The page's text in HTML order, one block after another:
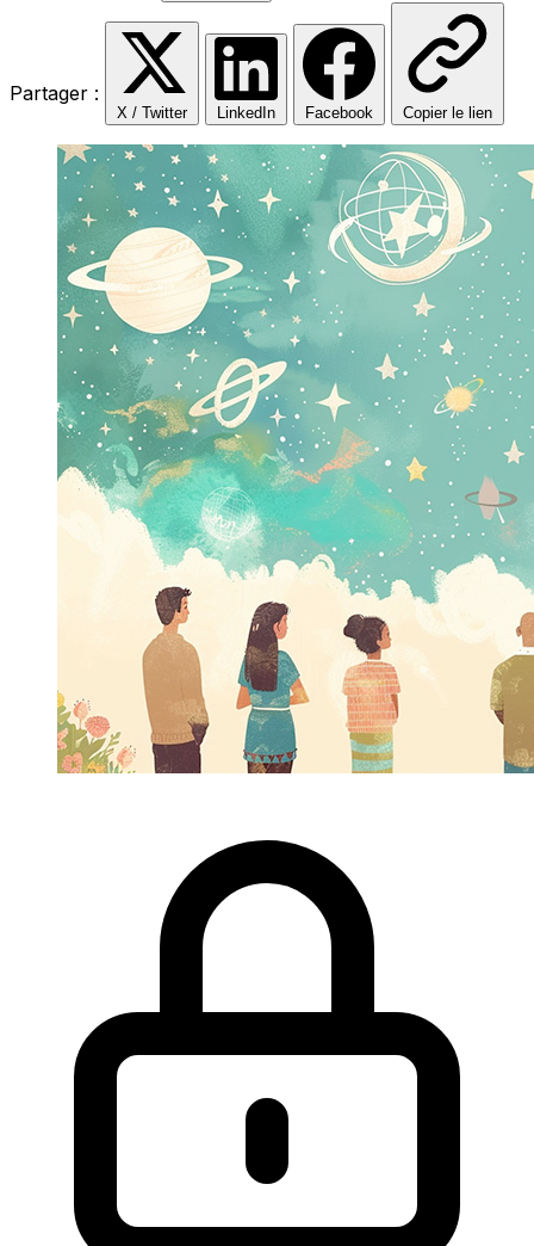
Partager :
X / Twitter LinkedIn Facebook Copier le lien